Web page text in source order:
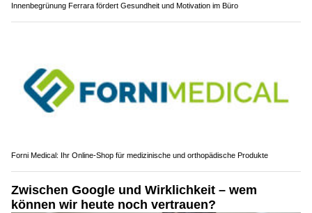
Innenbegrünung Ferrara fördert Gesundheit und Motivation im Büro
Forni Medical: Ihr Online-Shop für medizinische und orthopädische Produkte
Zwischen Google und Wirklichkeit – wem
können wir heute noch vertrauen?